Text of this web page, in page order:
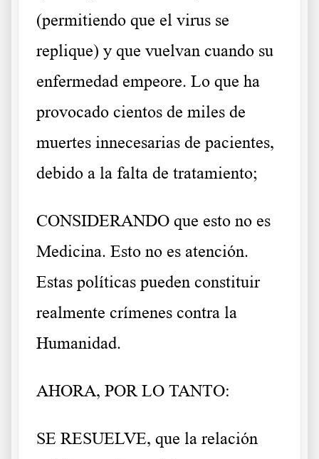
(permitiendo que el virus se
replique) y que vuelvan cuando su
enfermedad empeore. Lo que ha
provocado cientos de miles de
muertes innecesarias de pacientes,
debido a la falta de tratamiento;
CONSIDERANDO que esto no es
Medicina. Esto no es atención.
Estas políticas pueden constituir
realmente crímenes contra la
Humanidad.
AHORA, POR LO TANTO:
SE RESUELVE, que la relación